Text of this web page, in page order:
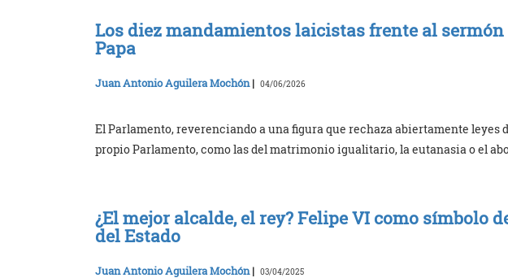
Los diez mandamientos laicistas frente al
Papa
Juan Antonio Aguilera Mochón| 04/06/2026
El Parlamento, reverenciando a una figura que rechaza abiertamente leyes
propio Parlamento, como las del matrimonio igualitario, la eutanasia o el
¿El mejor alcalde, el rey? Felipe VI como símbolo
del Estado
Juan Antonio Aguilera Mochón| 03/04/2025